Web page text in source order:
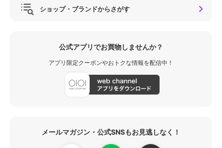
ショップ・ブランドからさがす
公式アプリでお買物しませんか？
アプリ限定クーポンやおトクな情報を配信中！
メールマガジン・公式SNSもお見逃しなく！